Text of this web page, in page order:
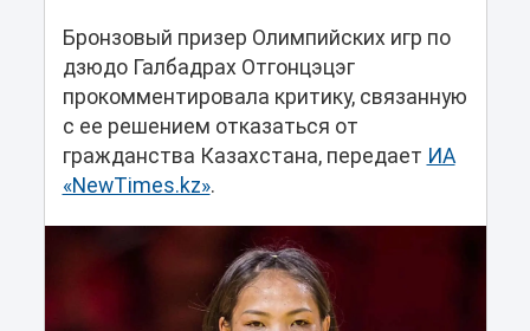
Бронзовый призер Олимпийских игр по
дзюдо Галбадрах Отгонцэцэг
прокомментировала критику, связанную
с ее решением отказаться от
гражданства Казахстана, передает ИА
«NewTimes.kz».